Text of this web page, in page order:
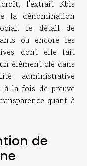
l'extrait Kbis
la dénomination
le détail de
ou encore les
dont elle fait
élément clé dans
administrative
la fois de preuve
quant à
de